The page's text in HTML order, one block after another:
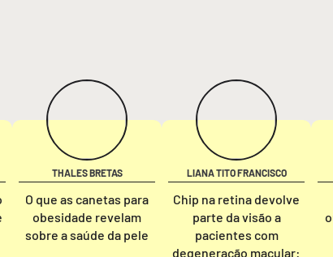
THALES BRETAS
O que as canetas para
obesidade revelam
sobre a saúde da pele
LIANA TITO FRANCISCO
Chip na retina devolve
parte da visão a
pacientes com
degeneração macular: